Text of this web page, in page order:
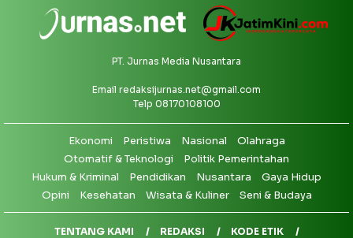
PT. Jurnas Media Nusantara
Email redaksijurnas.net@gmail.com
Telp 08170108100
Ekonomi Peristiwa Nasional
Olahraga
Otomatif & Teknologi
Politik Pemerintahan
Hukum & Kriminal
Pendidikan Nusantara
Gaya Hidup
Opini
Kesehatan Wisata & Kuliner Seni & Budaya
TENTANG KAMI REDAKSI
KODE ETIK